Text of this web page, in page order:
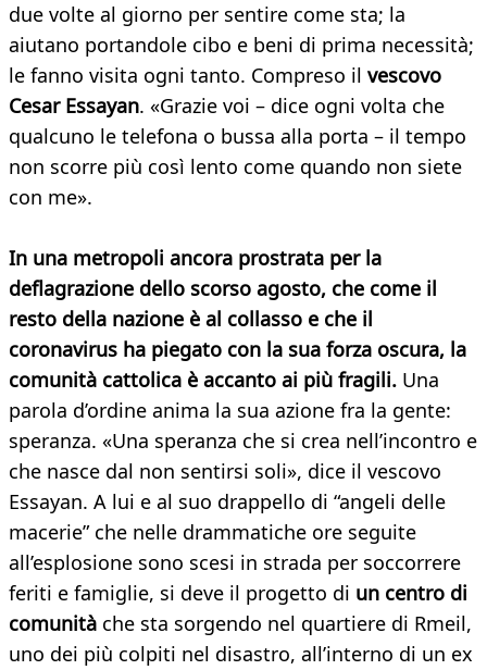
due volte al giorno per sentire come sta; la
aiutano portandole cibo e beni di prima necessità;
le fanno visita ogni tanto. Compreso il vescovo
Cesar Essayan. «Grazie voi – dice ogni volta che
qualcuno le telefona o bussa alla porta – il tempo
non scorre più così lento come quando non siete
con me».
In una metropoli ancora prostrata per la
deflagrazione dello scorso agosto, che come il
resto della nazione è al collasso e che il
coronavirus ha piegato con la sua forza oscura, la
comunità cattolica è accanto ai più fragili. Una
parola d’ordine anima la sua azione fra la gente:
speranza. «Una speranza che si crea nell’incontro e
che nasce dal non sentirsi soli», dice il vescovo
Essayan. A lui e al suo drappello di “angeli delle
macerie” che nelle drammatiche ore seguite
all’esplosione sono scesi in strada per soccorrere
feriti e famiglie, si deve il progetto di un centro di
comunità che sta sorgendo nel quartiere di Rmeil,
uno dei più colpiti nel disastro, all’interno di un ex